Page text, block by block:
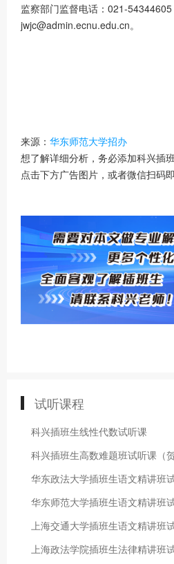
监察部门监督电话：021-54344605
jwjc@admin.ecnu.edu.cn。
来源： 华东师范大学招办
想了解详细分析，务必添加科兴插
点击下方广告图片，或者微信扫码即
试听课程
科兴插班生线性代数试听课
科兴插班生高数难题班试听课（贺
华东政法大学插班生语文精讲班
华东师范大学插班生语文精讲班
上海交通大学插班生语文精讲班
上海政法学院插班生法律精讲班